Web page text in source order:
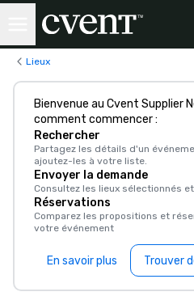
Lieux
Bienvenue au Cvent Supplier
comment commencer :
Rechercher
Partagez les détails d'un
ajoutez-les à votre liste.
Envoyer la demande
Consultez les lieux sélectionnés
Réservations
Comparez les propositions et
votre événement
En savoir plus Trouver